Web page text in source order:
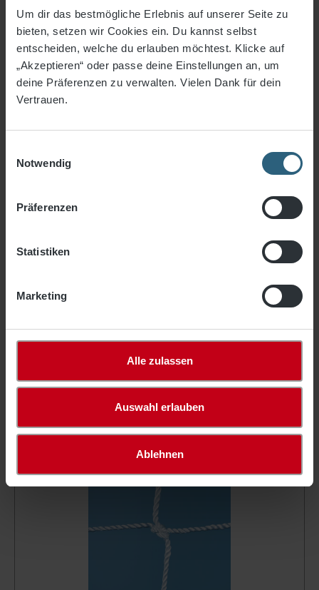
Um dir das bestmögliche Erlebnis auf unserer Seite zu
bieten, setzen wir Cookies ein. Du kannst selbst
entscheiden, welche du erlauben möchtest. Klicke auf
„Akzeptieren“ oder passe deine Einstellungen an, um
deine Präferenzen zu verwalten. Vielen Dank für dein
Vertrauen.
Notwendig
Präferenzen
Statistiken
Marketing
Alle zulassen
Auswahl erlauben
Ablehnen
Zubehör Netzmontage
Abdeckplane Sprunggrube
Abdeckplane Beach
Anhängernetze
Freizeit- & Fitness
Filter